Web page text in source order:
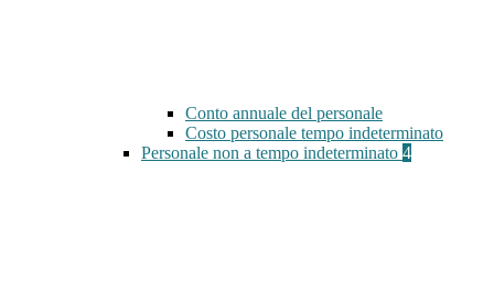
Conto annuale del personale
Costo personale tempo indeterminato
Personale non a tempo indeterminato 4